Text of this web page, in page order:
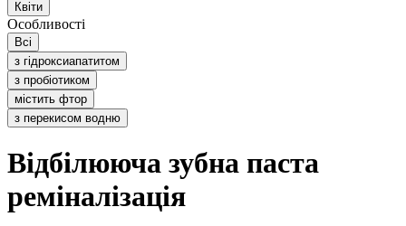
Квіти
Особливості
Всі
з гідроксиапатитом
з пробіотиком
містить фтор
з перекисом водню
Відбілююча зубна паста
реміналізація